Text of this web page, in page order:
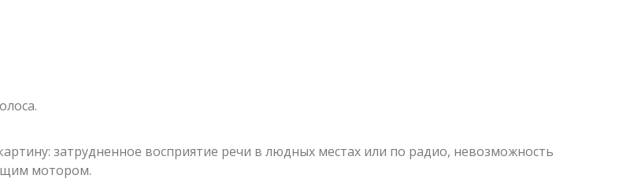
затрудненное восприятие речи в людных местах или по радио, невозможность
мотором.